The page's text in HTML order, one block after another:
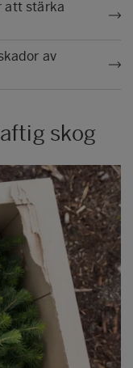
att stärka
av
skog